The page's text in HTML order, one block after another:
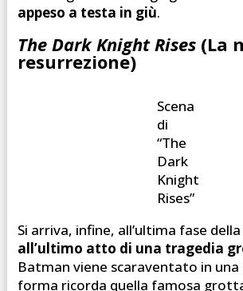
appeso a testa in giù.
The Dark Knight Rises (La
resurrezione)
Scena
di
“The
Dark
Knight
Rises”
Si arriva, infine, all’ultima fase
all’ultimo atto di una tragedia
Batman viene scaraventato in una
forma ricorda quella famosa